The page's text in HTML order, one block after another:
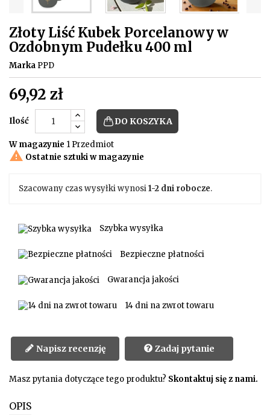
Złoty Liść Kubek Porcelanowy w
Ozdobnym Pudełku 400 ml
Marka PPD
69,92 zł
Ilość DO KOSZYKA
W magazynie 1 Przedmiot
 Ostatnie sztuki w magazynie
Szacowany czas wysyłki wynosi1-2 dni robocze.
Szybka wysyłka
Bezpieczne płatności
Gwarancja jakości
14 dni na zwrot towaru
Napisz recenzję Zadaj pytanie
Masz pytania dotyczące tego produktu? Skontaktuj się z nami.
OPIS